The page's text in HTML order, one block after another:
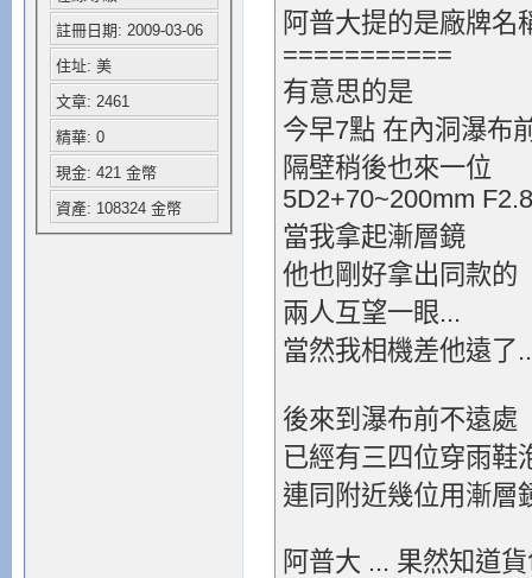
註冊日期: 2009-03-06
住址: 美
文章: 2461
精華: 0
現金: 421 金幣
資產: 108324 金幣
阿普大提的是廠牌名
===========
有意思的是
今早7點 在內洞瀑布
隔壁稍後也來一位
5D2+70~200mm
當我拿起漸層鏡
他也剛好拿出同款的
兩人互望一眼...
當然我相機差他遠了
後來到瀑布前不遠處
已經有三四位穿雨鞋
連同附近幾位用漸層
阿普大 ... 果然知道